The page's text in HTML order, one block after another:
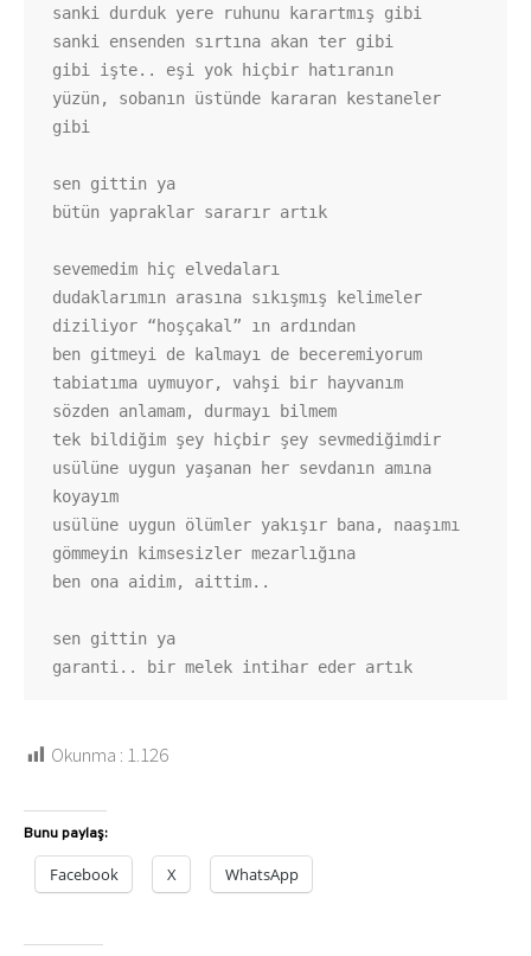
sanki durduk yere ruhunu karartmış gibi
sanki ensenden sırtına akan ter gibi
gibi işte.. eşi yok hiçbir hatıranın
yüzün, sobanın üstünde kararan kestaneler
gibi
sen gittin ya
bütün yapraklar sararır artık
sevemedim hiç elvedaları
dudaklarımın arasına sıkışmış kelimeler
diziliyor “hoşçakal” ın ardından
ben gitmeyi de kalmayı de beceremiyorum
tabiatıma uymuyor, vahşi bir hayvanım
sözden anlamam, durmayı bilmem
tek bildiğim şey hiçbir şey sevmediğimdir
usülüne uygun yaşanan her sevdanın amına
koyayım
usülüne uygun ölümler yakışır bana, naaşımı
gömmeyin kimsesizler mezarlığına
ben ona aidim, aittim..
sen gittin ya
garanti.. bir melek intihar eder artık
Okunma : 1.126
Bunu paylaş:
Facebook X WhatsApp